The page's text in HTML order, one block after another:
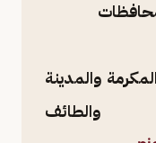
والمدينة